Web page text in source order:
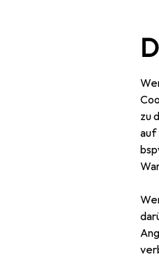
zu
auf
Navigation nach Kategorien